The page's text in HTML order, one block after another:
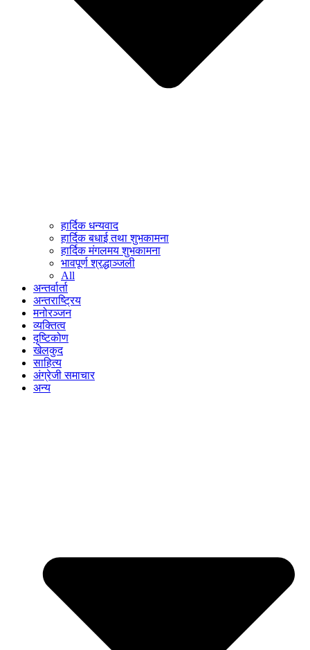
हार्दिक धन्यवाद
हार्दिक बधाई तथा शुभकामना
हार्दिक मंगलमय शुभकामना
भावपूर्ण श्रद्धाञ्जली
All
अन्तर्वार्ता
अन्तराष्ट्रिय
मनोरञ्जन
व्यक्तित्व
दृष्टिकोण
खेलकुद
साहित्य
अंग्रेजी समाचार
अन्य